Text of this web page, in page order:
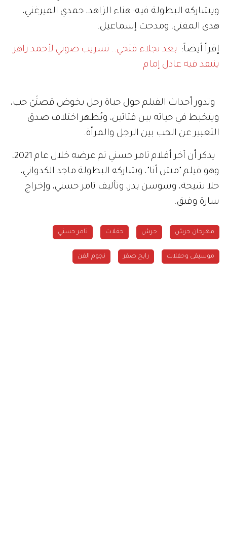
ويشاركه البطولة فيه: هناء الزاهد، حمدي الميرغني،
هدى المفتي، ومدحت إسماعيل.
إقرأ أيضاً: بعد نجلاء فتحي.. تسريب صوتي لأحمد زاهر
ينتقد فيه عادل إمام
وتدور أحداث الفيلم حول حياة رجل يخوض قصتَيْ حب،
ويتخبط في حياته بين فتاتين، ويُظهر اختلاف صدق
التعبير عن الحب بين الرجل والمرأة.
يذكر أن آخر أفلام تامر حسني تم عرضه خلال عام 2021،
وهو فيلم "مش أنا"، وشاركه البطولة ماجد الكدواني،
حلا شيحة، وسوسن بدر، وتأليف تامر حسني، وإخراج
سارة وفيق.
مهرجان جرش جرش حفلات تامر حسني
موسيقى وحفلات رابح صقر نجوم الفن